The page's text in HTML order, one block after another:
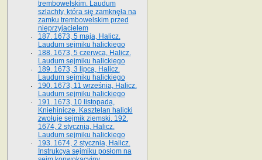
trembowelskim. Laudum
szlachty, która się zamknęła na
zamku trembowelskim przed
nieprzyjacielem
187. 1673, 5 maja, Halicz.
Laudum sejmiku halickiego
188. 1673, 5 czerwca, Halicz.
Laudum sejmiku halickiego
189. 1673, 3 lipca, Halicz.
Laudum sejmiku halickiego
190. 1673, 11 września, Halicz.
Laudum sejmiku halickiego
191. 1673, 10 listopada,
Kniehinicze. Kasztelan halicki
zwołuje sejmik ziemski. 192.
1674, 2 stycznia, Halicz.
Laudum sejmiku halickiego
193. 1674, 2 stycznia, Halicz.
Instrukcya sejmiku posłom na